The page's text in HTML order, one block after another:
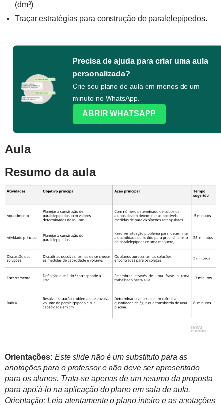
(dm³)
Traçar estratégias para construção de paralelepípedos.
Precisa de ajuda para criar uma aula
personalizada?
Crie seu plano de aula em menos de um
minuto no WhatsApp.
ABRIR WHATSAPP
Aula
Resumo da aula
Orientações: Este slide não é um substituto para as
anotações para o professor e não deve ser apresentado
para os alunos. Trata-se apenas de um resumo da proposta
para apoiá-lo na aplicação do plano em sala de aula.
Orientação: Leia atentamente o plano inteiro e as anotações